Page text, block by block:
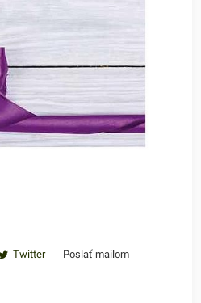
Twitter Poslať mailom